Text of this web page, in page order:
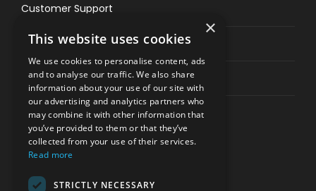
Customer Support
Privacy & Policy
Contact Channels
PAY SAFELY WITH US
×
This website uses cookies
We use cookies to personalise content, ads
and to analyse our traffic. We also share
information about your use of our site with
our advertising and analytics partners who
may combine it with other information that
you’ve provided to them or that they’ve
collected from your use of their services.
Read more
STRICTLY NECESSARY